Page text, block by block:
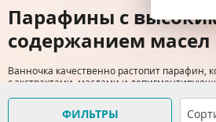
Парафины с
содержанием масел
Ванночка качественно растопит парафин,
с экстрактами, маслами и
ФИЛЬТРЫ